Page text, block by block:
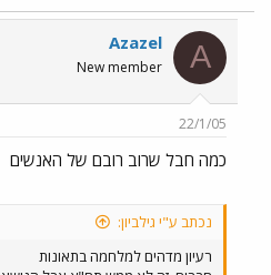
A
Azazel
New member
22/1/05
כמה חבל שרוב רובם של האנשים
נכתב ע"י גילביון:
רעיון מדהים למלחמה בתאונות